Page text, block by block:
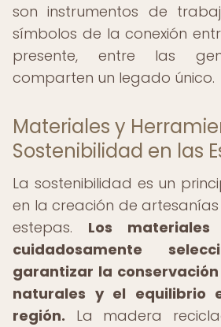
son instrumentos de
símbolos de la conexión
presente, entre las
comparten un legado único.
Materiales y
Sostenibilidad en las
La sostenibilidad es un
en la creación de
estepas. Los
cuidadosamente
garantizar la
naturales y el equilibrio
región. La madera